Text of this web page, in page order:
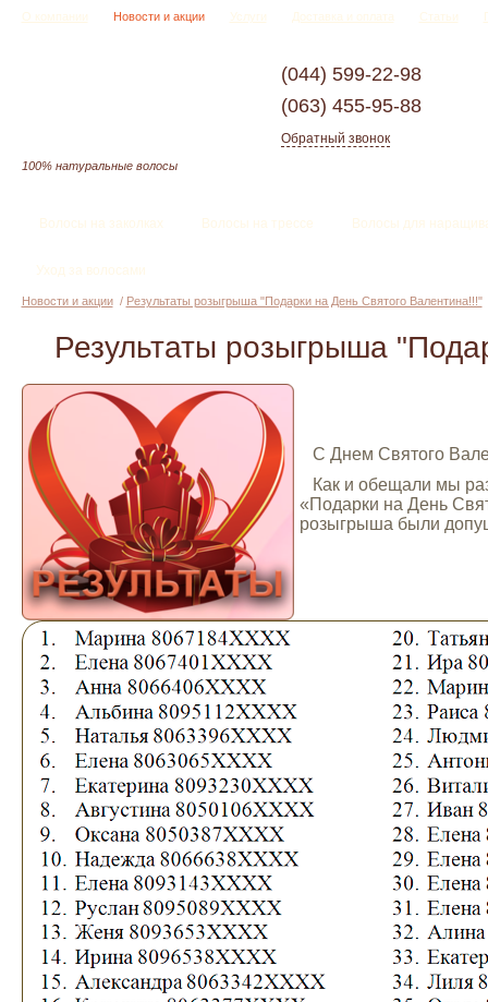
О компании Новости и акции Услуги Доставка и оплата Статьи
100% натуральные волосы
(044) 599-22-98
(063) 455-95-88
Обратный звонок
Волосы на заколках Волосы на трессе Волосы для
Уход за волосами
Новости и акции/ Результаты розыгрыша "Подарки на День Святого Валентина!!!"
Результаты розыгрыша
С Днем Святого
Как и обещали мы
«Подарки на День
розыгрыша были